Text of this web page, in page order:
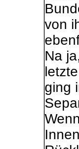
von
Na
ging